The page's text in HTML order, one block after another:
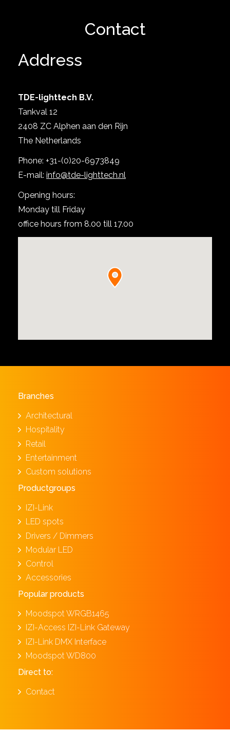
Contact
Address
TDE-lighttech B.V.
Tankval 12
2408 ZC Alphen aan den Rijn
The Netherlands
Phone: +31-(0)20-6973849
E-mail: info@tde-lighttech.nl
Opening hours:
Monday till Friday
office hours from 8.00 till 17.00
Branches
Architectural
Hospitality
Retail
Entertainment
Custom solutions
Productgroups
IZI-Link
LED spots
Drivers / Dimmers
Modular LED
Control
Accessories
Popular products
Moodspot WRGB1465
IZI-Access IZI-Link Gateway
IZI-Link DMX Interface
Moodspot WD800
Direct to:
Contact